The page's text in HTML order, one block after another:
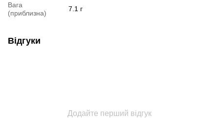
Вага
(приблизна)
7.1 г
Відгуки
Додайте перший відгук